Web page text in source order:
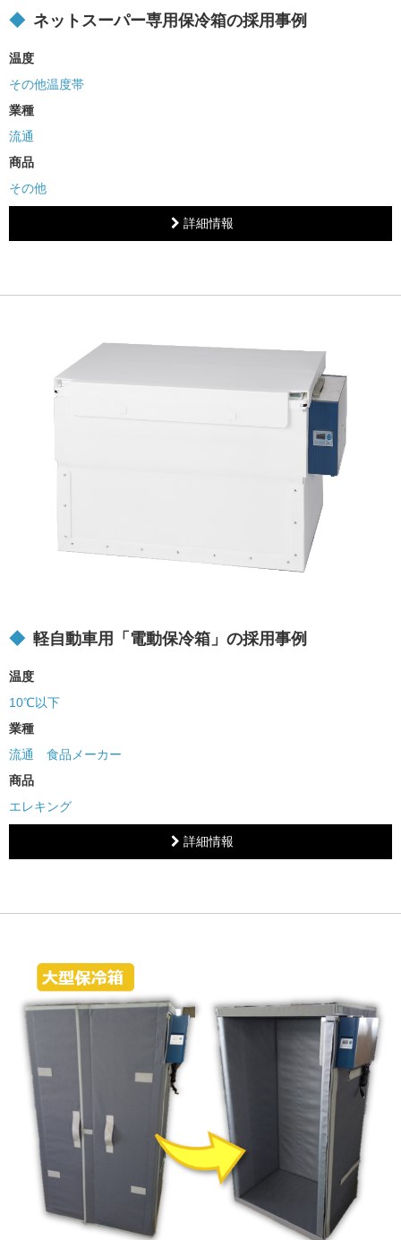
ネットスーパー専用保冷箱の採用事例
温度
その他温度帯
業種
流通
商品
その他
詳細情報
軽自動車用「電動保冷箱」の採用事例
温度
10℃以下
業種
流通
食品メーカー
商品
エレキング
詳細情報